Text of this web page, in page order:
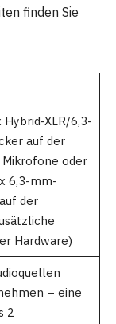
finden Sie
XLR/6,3-
auf der
oder
6,3-mm-
der
Hardware)
– eine
2